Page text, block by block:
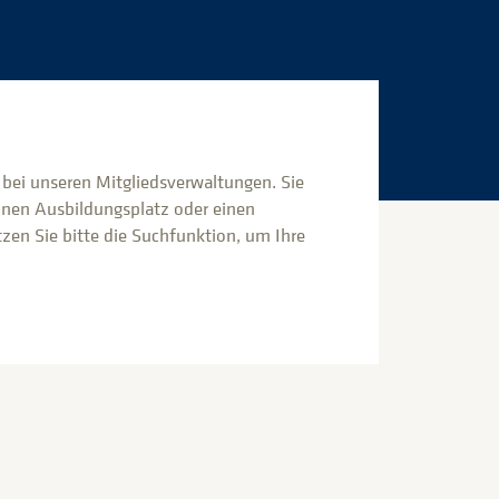
unseren Mitgliedsverwaltungen. Sie
Ausbildungsplatz oder einen
Sie bitte die Suchfunktion, um Ihre